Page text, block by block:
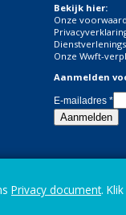
Bekijk hier:
Onze
Onze Wwft-
Aanmelden
E-mailadres *
Privacy document.